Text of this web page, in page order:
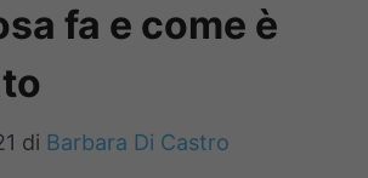
fa e come è
di Barbara Di Castro